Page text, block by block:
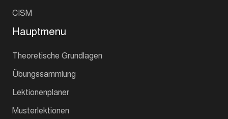
CISM
Hauptmenu
Theoretische Grundlagen
Übungssammlung
Lektionenplaner
Musterlektionen